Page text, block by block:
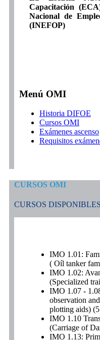
Capacitación
Nacional de
(INEFOP)
Menú OMI
Historia DIFOE
Cursos OMI
Exámenes ascenso
Requisitos
CURSOS OMI
CURSOS
IMO 1.01:
( Oíl tanker
IMO 1.02:
(Specialized
IMO 1.07 -
observation
plotting aids)
IMO 1.10
(Carriage of
IMO 1.13: